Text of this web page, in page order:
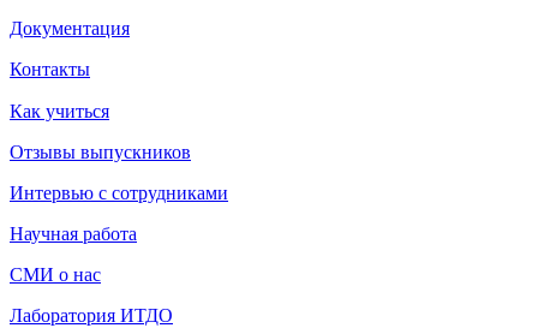
Документация
Контакты
Как учиться
Отзывы выпускников
Интервью с сотрудниками
Научная работа
СМИ о нас
Лаборатория ИТДО